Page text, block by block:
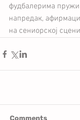
фудбалерима
напредак,
на сениорској